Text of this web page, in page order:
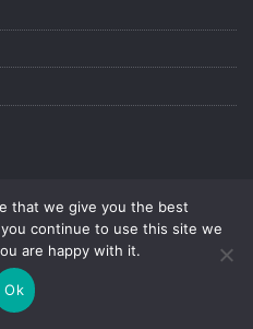
aménagement de l'espace
des combles
that we give you the best
continue to use this site we
are happy with it.
Ok